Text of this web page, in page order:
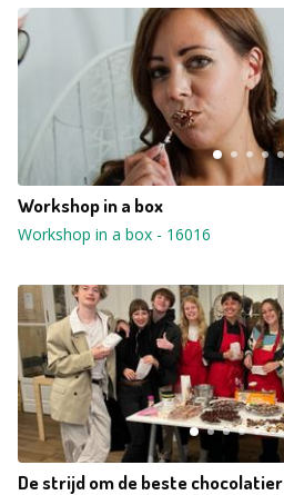
Workshop in a box
Workshop in a box - 16016
De strijd om de beste chocolatier